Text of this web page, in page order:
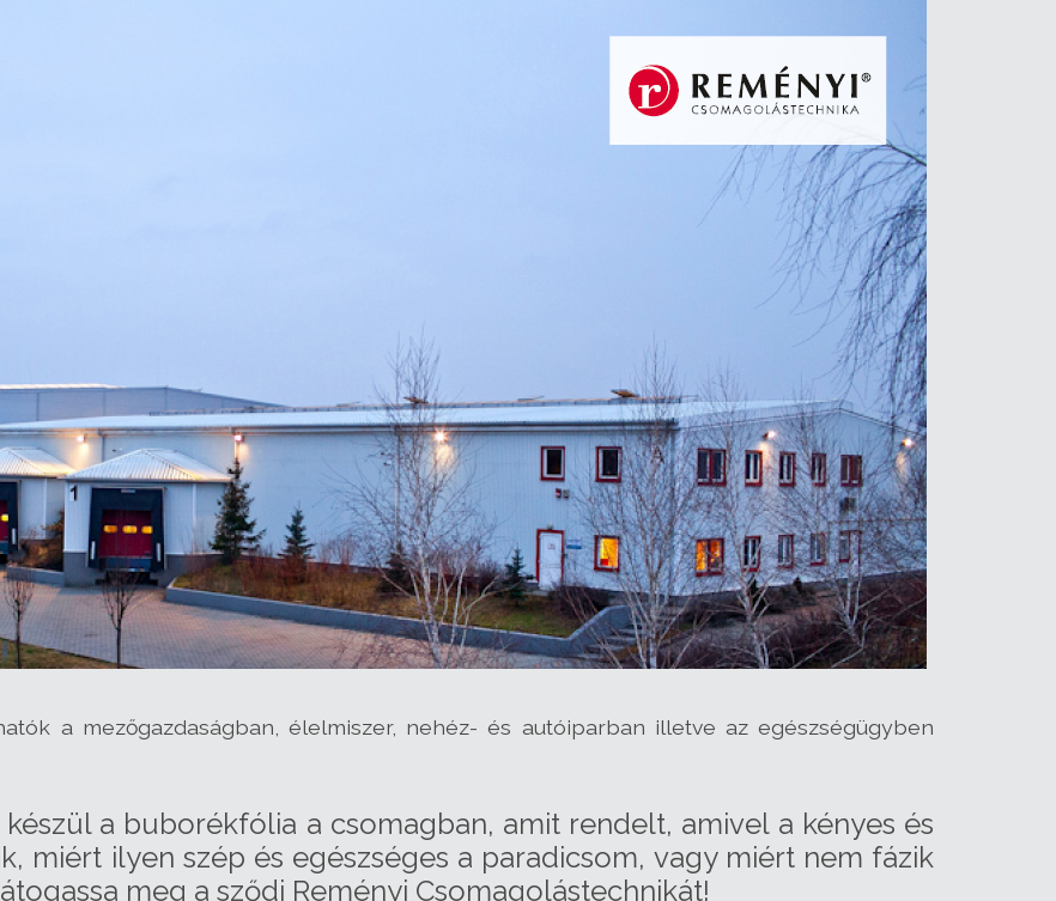
a mezőgazdaságban, élelmiszer, nehéz- és autóiparban illetve az egészségügyben
a buborékfólia a csomagban, amit rendelt, amivel a kényes és
miért ilyen szép és egészséges a paradicsom, vagy miért nem fázik
meg a sződi Reményi Csomagolástechnikát!